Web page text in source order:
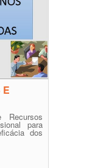
E
para
dos